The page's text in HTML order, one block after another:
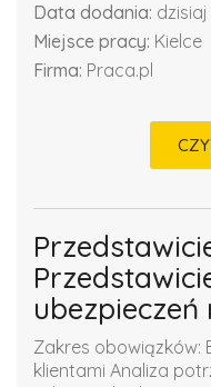
Data dodania: dzisiaj
Miejsce pracy: Kielce
Firma: Praca.pl
Zakres obowiązków:
klientami Analiza